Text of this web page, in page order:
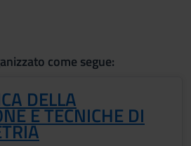
come segue:
DELLA
E TECNICHE DI